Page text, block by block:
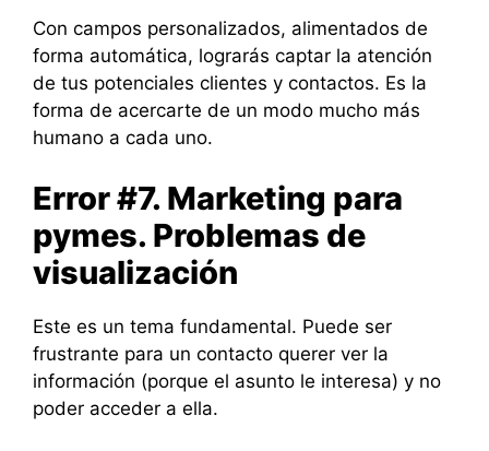
Con campos personalizados, alimentados de
forma automática, lograrás captar la atención
de tus potenciales clientes y contactos. Es la
forma de acercarte de un modo mucho más
humano a cada uno.
Error #7. Marketing para
pymes. Problemas de
visualización
Este es un tema fundamental. Puede ser
frustrante para un contacto querer ver la
información (porque el asunto le interesa) y no
poder acceder a ella.